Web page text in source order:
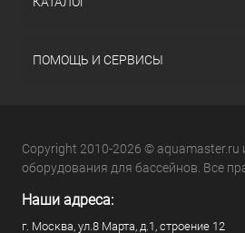
ПОМОЩЬ И СЕРВИСЫ
Copyright 2010-2026 © aquamaster.ru
оборудования для бассейнов. Все
Наши адреса:
г. Москва, ул.8 Марта, д.1, строение 12